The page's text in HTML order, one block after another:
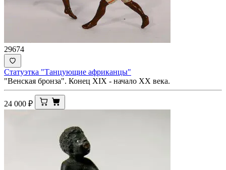
29674
Статуэтка "Танцующие африканцы"
"Венская бронза". Конец XIX - начало XX века.
24 000 ₽